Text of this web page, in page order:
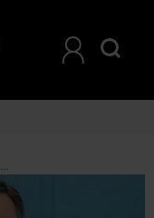
Qué cambia para América Latina con la elección de Mike Pompeo como nuevo secretario de Estado de Estados Unidos